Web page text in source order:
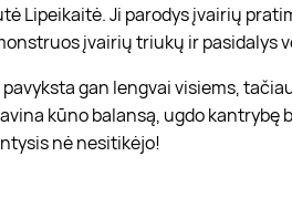
Lipeikaitė. Ji parodys įvairių
įvairių triukų ir pasidalys
gan lengvai visiems,
kūno balansą, ugdo
nė nesitikėjo!